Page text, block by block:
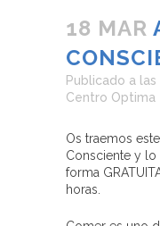
18 MAR
Publicado a las
Centro Optima
Os traemos
Consciente y
forma
horas.